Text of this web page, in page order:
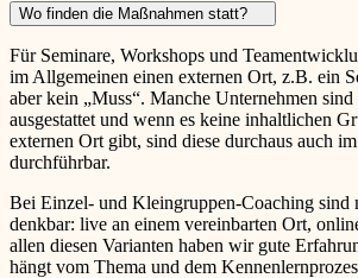
Wo finden die Maßnahmen statt?
Für Seminare, Workshops und
im Allgemeinen einen externen Ort, z.B. ein
aber kein „Muss“. Manche Unternehmen sind
ausgestattet und wenn es keine inhaltlichen
externen Ort gibt, sind diese durchaus auch
durchführbar.
Bei Einzel- und Kleingruppen-Coaching sind
denkbar: live an einem vereinbarten Ort,
allen diesen Varianten haben wir gute
hängt vom Thema und dem